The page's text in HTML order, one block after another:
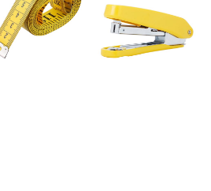
Thước dây may
đồ
Bấm kim Plus
PS10E – 10 tờ